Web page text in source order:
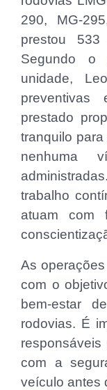
290, MG-
prestou 533
Segundo o
unidade,
prestado
tranquilo para
nenhuma
trabalho
atuam com
As
com o
bem-estar
rodovias. É
responsáveis
com a
veículo antes